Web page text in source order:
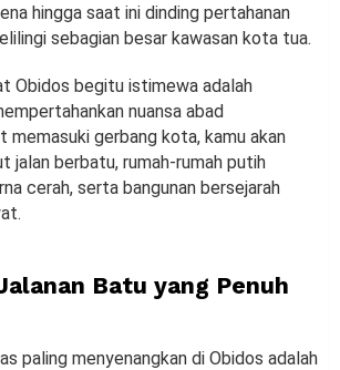
hingga saat ini dinding pertahanan
sebagian besar kawasan kota tua.
Obidos begitu istimewa adalah
nuansa abad
memasuki gerbang kota, kamu akan
jalan berbatu, rumah-rumah putih
cerah, serta bangunan bersejarah
Batu yang Penuh
paling menyenangkan di Obidos adalah